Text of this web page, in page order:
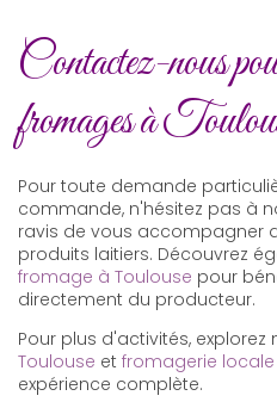
Contactez-nous
fromages à
Pour toute demande
commande, n'hésitez pas à
ravis de vous accompagner
produits laitiers. Découvrez
fromage à Toulouse pour
directement du producteur.
Pour plus d'activités, explorez
Toulouse et fromagerie
expérience complète.